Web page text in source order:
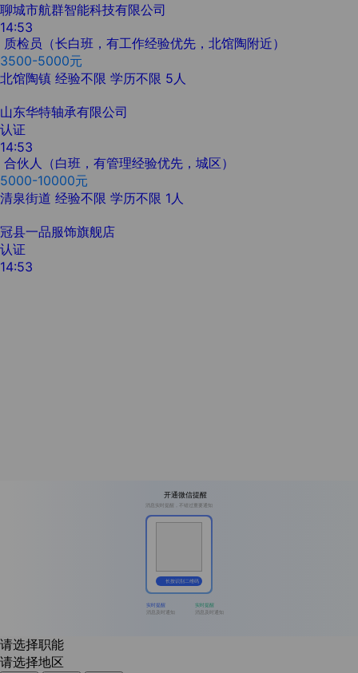
聊城市航群智能科技有限公司
14:53
质检员（长白班，有工作经验优先，北馆陶附近）
3500-5000元
北馆陶镇 经验不限 学历不限 5人
山东华特轴承有限公司
认证
14:53
合伙人（白班，有管理经验优先，城区）
5000-10000元
清泉街道 经验不限 学历不限 1人
冠县一品服饰旗舰店
认证
14:53
开通微信提醒
消息实时提醒，不错过重要通知
长按识别二维码
实时提醒
消息及时通知
实时提醒
消息及时通知
请选择职能
请选择地区